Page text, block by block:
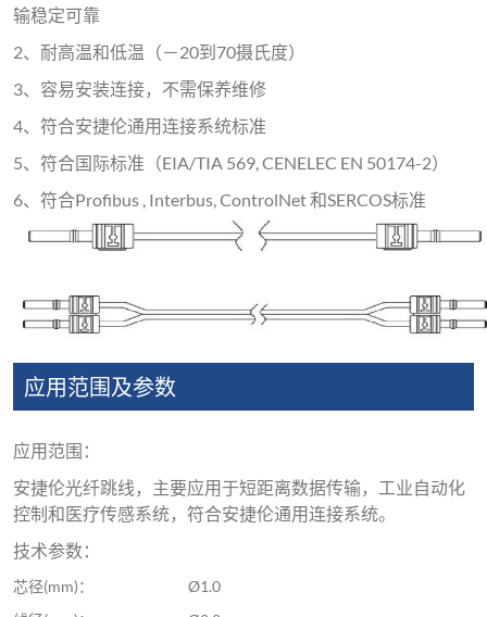
输稳定可靠
2、耐高温和低温（－20到70摄氏度）
3、容易安装连接，不需保养维修
4、符合安捷伦通用连接系统标准
5、符合国际标准（EIA/TIA 569, CENELEC EN 50174-2）
6、符合Profibus , Interbus, ControlNet 和SERCOS标准
应用范围及参数
应用范围：
安捷伦光纤跳线，主要应用于短距离数据传输，工业自动化
控制和医疗传感系统，符合安捷伦通用连接系统。
技术参数：
芯径(mm)：
Ø1.0